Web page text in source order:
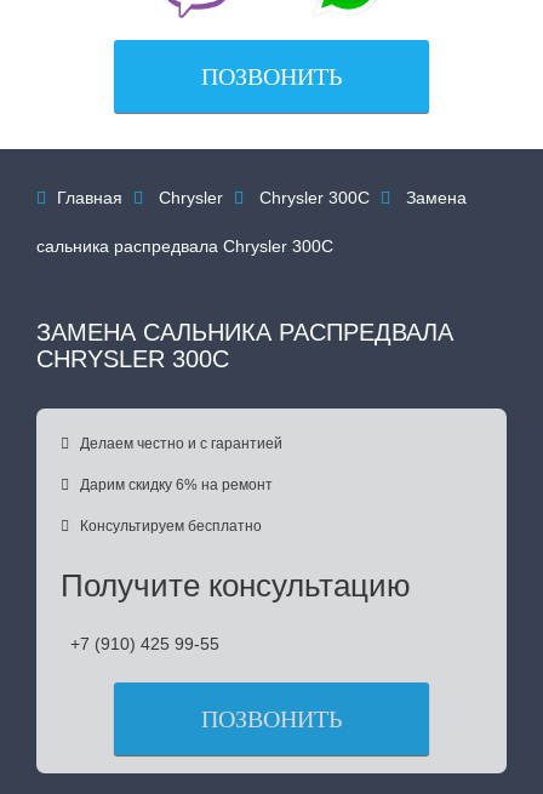
ПОЗВОНИТЬ
 Главная  Chrysler  Chrysler 300C  Замена
сальника распредвала Chrysler 300C
ЗАМЕНА САЛЬНИКА РАСПРЕДВАЛА
CHRYSLER 300C
 Делаем честно и с гарантией
 Дарим скидку 6% на ремонт
 Консультируем бесплатно
Получите консультацию
+7 (910) 425 99-55
ПОЗВОНИТЬ